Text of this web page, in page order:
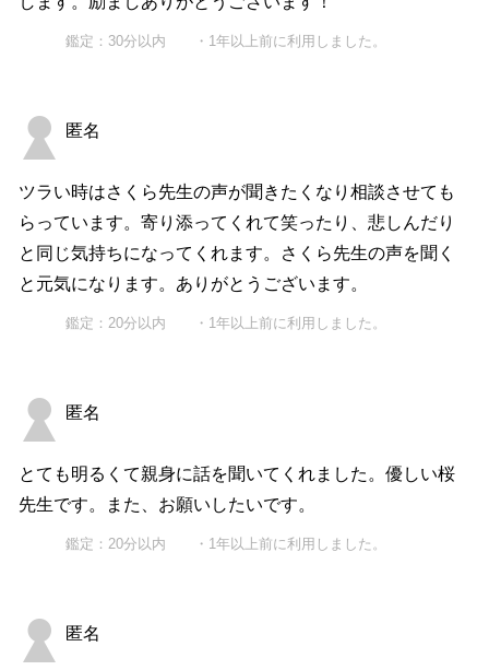
鑑定：30分以内 ・1年以上前に利用しました。
匿名
ツラい時はさくら先生の声が聞きたくなり相談させても
らっています。寄り添ってくれて笑ったり、悲しんだり
と同じ気持ちになってくれます。さくら先生の声を聞く
と元気になります。ありがとうございます。
鑑定：20分以内 ・1年以上前に利用しました。
匿名
とても明るくて親身に話を聞いてくれました。優しい桜
先生です。また、お願いしたいです。
鑑定：20分以内 ・1年以上前に利用しました。
匿名